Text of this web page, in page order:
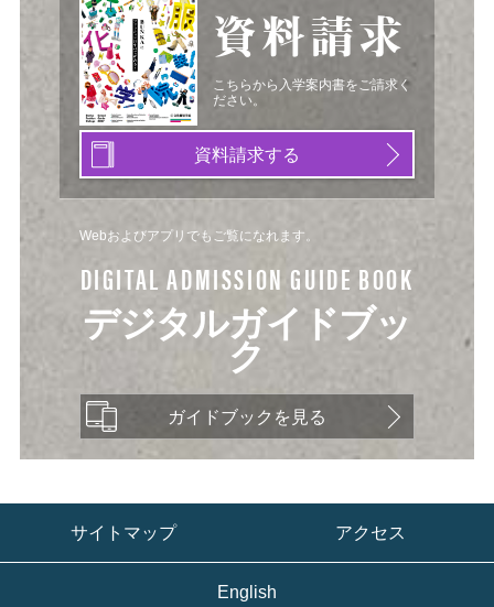
資料請求
こちらから入学案内書をご請求く
ださい。
資料請求する
Webおよびアプリでもご覧になれます。
DIGITAL ADMISSION GUIDE BOOK
デジタルガイドブッ
ク
ガイドブックを見る
サイトマップ アクセス
English